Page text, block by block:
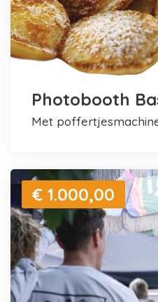
Photobooth
met
€ 1.000,00